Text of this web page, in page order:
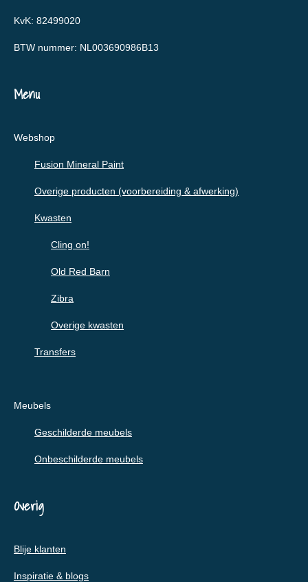
KvK: 82499020
BTW nummer: NL003690986B13
Menu
Webshop
Fusion Mineral Paint
Overige producten (voorbereiding & afwerking)
Kwasten
Cling on!
Old Red Barn
Zibra
Overige kwasten
Transfers
Meubels
Geschilderde meubels
Onbeschilderde meubels
Overig
Blije klanten
Inspiratie & blogs